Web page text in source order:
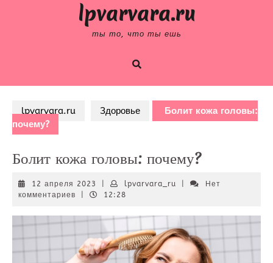
lpvarvara.ru
ты то, что ты ешь
lpvarvara.ru Здоровье
Болит кожа головы:
почему?
Болит кожа головы: почему?
12 апреля 2023
апреля
lpvarvara_rulpvarvara_ru
Нет
комментариев
12:28